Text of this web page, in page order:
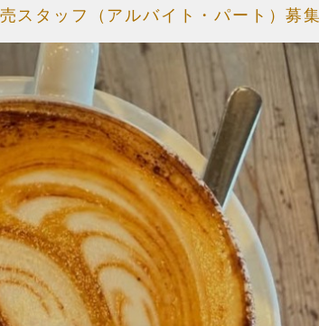
タッフ（アルバイト・パート）募